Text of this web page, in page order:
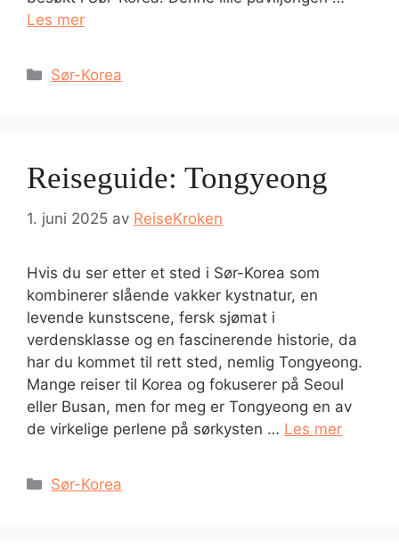
Les mer
Kategorier
Sør-Korea
Reiseguide: Tongyeong
1. juni 2025 av ReiseKroken
Hvis du ser etter et sted i Sør-Korea som
kombinerer slående vakker kystnatur, en
levende kunstscene, fersk sjømat i
verdensklasse og en fascinerende historie, da
har du kommet til rett sted, nemlig Tongyeong.
Mange reiser til Korea og fokuserer på Seoul
eller Busan, men for meg er Tongyeong en av
de virkelige perlene på sørkysten … Les mer
Kategorier
Sør-Korea